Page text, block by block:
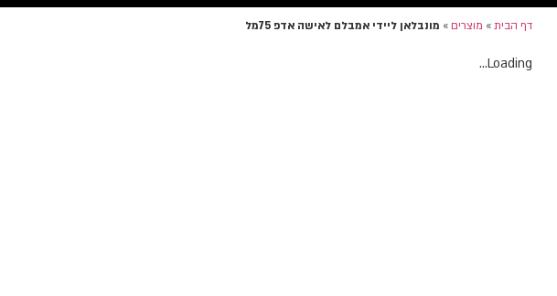
דף הבית» מוצרים» מונבלאן ליידי אמבלם לאישה אדפ 75מל
Loading...